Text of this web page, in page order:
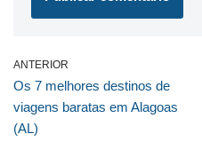
ANTERIOR
Os 7 melhores destinos de
viagens baratas em Alagoas
(AL)